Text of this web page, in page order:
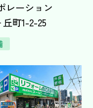
レーション
町1-2-25